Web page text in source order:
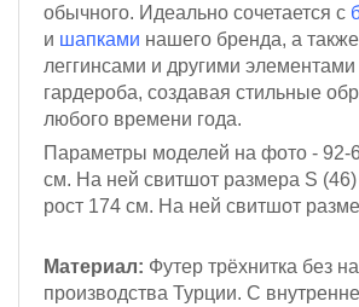
обычного. Идеально сочетается с
и шапками нашего бренда, а
леггинсами и другими
гардероба, создавая стильные
любого времени года.
Параметры моделей на фото - 92-
см. На ней свитшот размера S (46)
рост 174 см. На ней свитшот
Материал: Футер трёхнитка без
производства Турции. С